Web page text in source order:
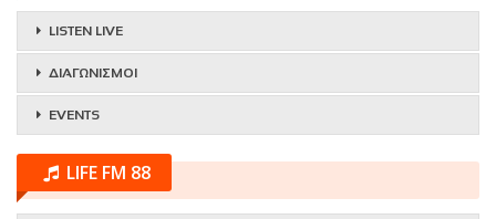
LISTEN LIVE
ΔΙΑΓΩΝΙΣΜΟΙ
EVENTS
LIFE FM 88